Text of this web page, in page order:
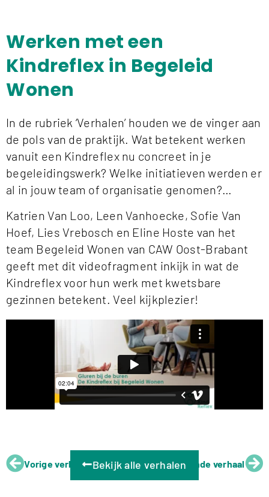
Werken met een
Kindreflex in Begeleid
Wonen
In de rubriek ‘Verhalen’ houden we de vinger aan
de pols van de praktijk. Wat betekent werken
vanuit een Kindreflex nu concreet in je
begeleidingswerk? Welke initiatieven werden er
al in jouw team of organisatie genomen?…
Katrien Van Loo, Leen Vanhoecke, Sofie Van
Hoef, Lies Vrebosch en Eline Hoste van het
team Begeleid Wonen van CAW Oost-Brabant
geeft met dit videofragment inkijk in wat de
Kindreflex voor hun werk met kwetsbare
gezinnen betekent. Veel kijkplezier!
Vorige verhaal Volgende verhaal
Bekijk alle verhalen